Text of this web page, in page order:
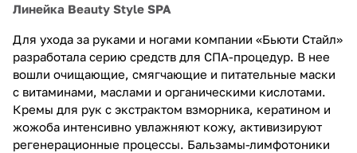
Линейка Beauty Style SPA
Для ухода за руками и ногами компании «Бьюти Стайл»
разработала серию средств для СПА-процедур. В нее
вошли очищающие, смягчающие и питательные маски
с витаминами, маслами и органическими кислотами.
Кремы для рук с экстрактом взморника, кератином и
жожоба интенсивно увлажняют кожу, активизируют
регенерационные процессы. Бальзамы-лимфотоники